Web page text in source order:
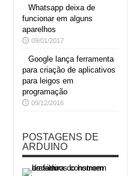
Whatsapp deixa de
funcionar em alguns
aparelhos
09/01/2017
Google lança ferramenta
para criação de aplicativos
para leigos em
programação
09/12/2016
POSTAGENS DE
ARDUINO